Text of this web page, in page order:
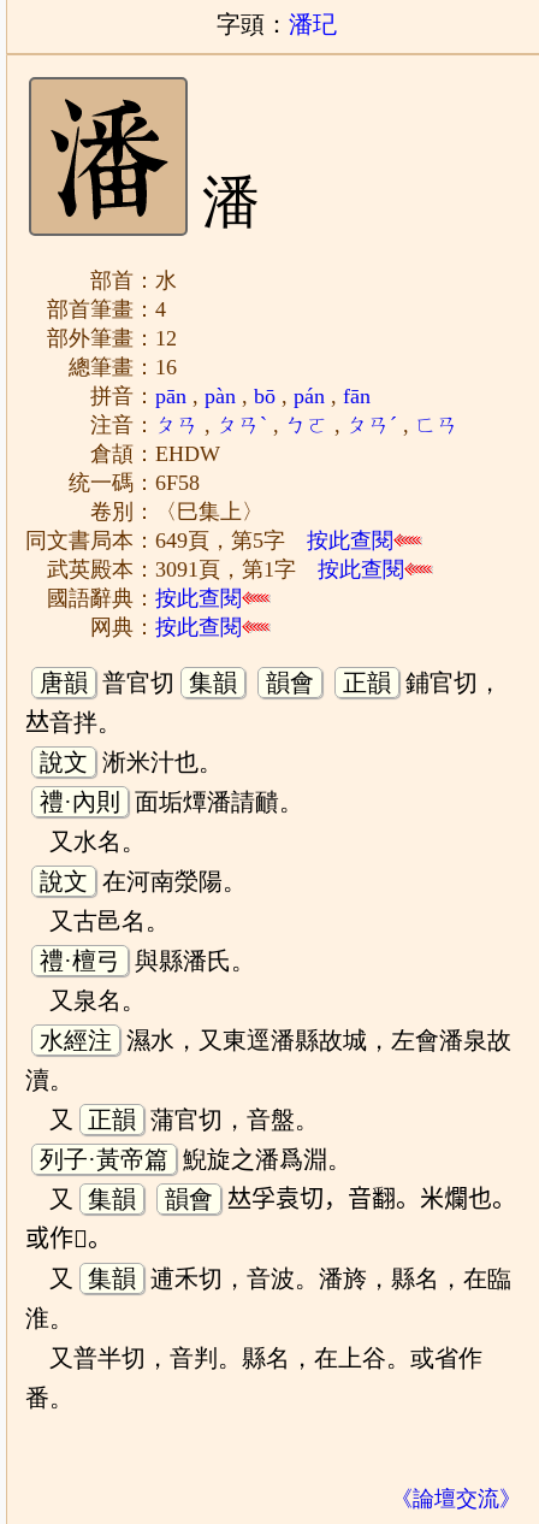
字頭： 潘玘
潘
部首：水
部首筆畫：4
部外筆畫：12
總筆畫：16
拼音：pān ,pàn ,bō ,pán ,fān
注音： ㄆㄢ , ㄆㄢˋ , ㄅㄛ , ㄆㄢˊ , ㄈㄢ
倉頡：EHDW
统一碼：6F58
卷別：〈巳集上〉
同文書局本：649頁，第5字按此查閱
武英殿本：3091頁，第1字按此查閱
國語辭典：按此查閱
网典：按此查閱
唐韻 普官切 集韻 韻會 正韻 鋪官切，
𠀤音拌。
說文 淅米汁也。
禮·內則
面垢燂潘請靧。
又水名。
說文 在河南滎陽。
又古邑名。
禮·檀弓
與縣潘氏。
又泉名。
水經注 濕水，又東逕潘縣故城，左會潘泉故
瀆。
又
正韻 蒲官切，音盤。
列子·黃帝篇 鯢旋之潘爲淵。
又
集韻 韻會
𠀤孚袁切，音翻。米爛也。
或作𤄜。
又
集韻 逋禾切，音波。潘旍，縣名，在臨
淮。
又普半切，音判。縣名，在上谷。或省作
番。
《論壇交流》